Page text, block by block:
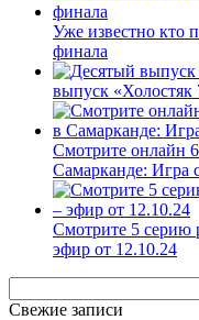
Уже известно кто
финала
выпуск «Холостяк
Смотрите онлайн
Самарканде: Игра
Смотрите 5 серию
эфир от 12.10.24
Свежие записи